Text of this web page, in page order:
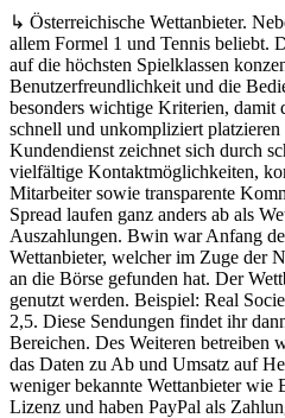
↳ Österreichische Wettanbieter.
allem Formel 1 und Tennis beliebt.
auf die höchsten Spielklassen
Benutzerfreundlichkeit und die
besonders wichtige Kriterien, damit
schnell und unkompliziert
Kundendienst zeichnet sich durch
vielfältige Kontaktmöglichkeiten,
Mitarbeiter sowie transparente
Spread laufen ganz anders ab als
Auszahlungen. Bwin war Anfang
Wettanbieter, welcher im Zuge der
an die Börse gefunden hat. Der
genutzt werden. Beispiel: Real
2,5. Diese Sendungen findet ihr
Bereichen. Des Weiteren betreiben
das Daten zu Ab und Umsatz auf
weniger bekannte Wettanbieter wie
Lizenz und haben PayPal als